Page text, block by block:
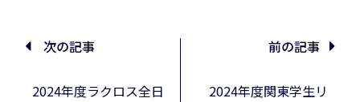
次の記事
2024年度ラクロス全日
前の記事
2024年度関東学生リ